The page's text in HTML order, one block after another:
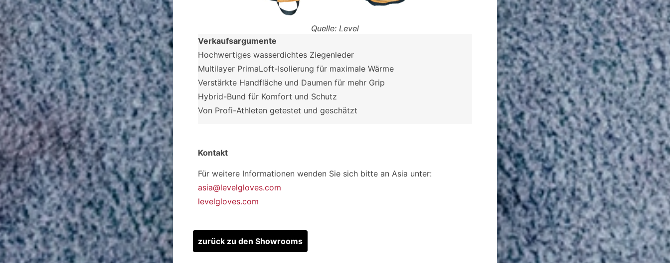
Quelle: Level
Verkaufsargumente
Hochwertiges wasserdichtes Ziegenleder
Multilayer PrimaLoft-Isolierung für maximale Wärme
Verstärkte Handfläche und Daumen für mehr Grip
Hybrid-Bund für Komfort und Schutz
Von Profi-Athleten getestet und geschätzt
Kontakt
Für weitere Informationen wenden Sie sich bitte an Asia unter:
asia@levelgloves.com
levelgloves.com
zurück zu den Showrooms